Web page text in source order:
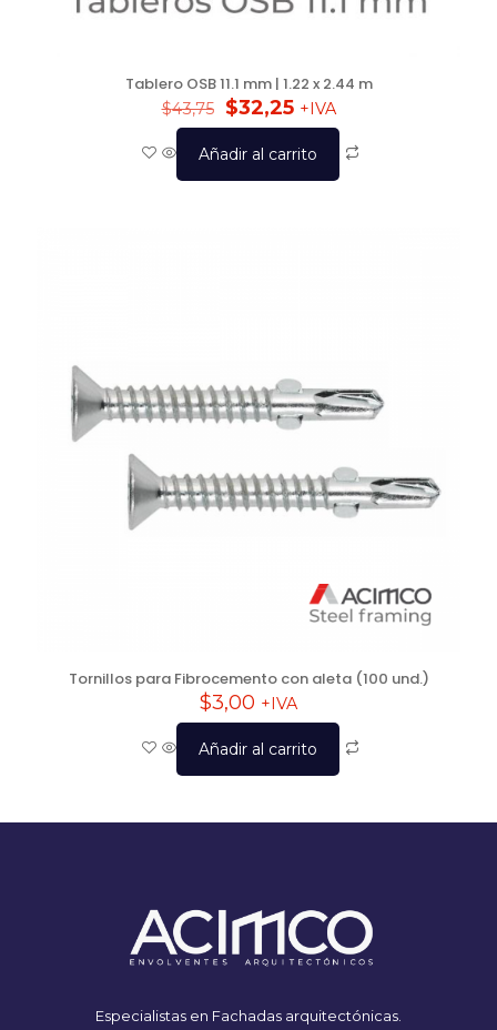
Tablero OSB 11.1 mm | 1.22 x 2.44 m
$43,75 $32,25 +IVA
Añadir al carrito
Tornillos para Fibrocemento con aleta (100 und.)
$3,00 +IVA
Añadir al carrito
Especialistas en Fachadas arquitectónicas.